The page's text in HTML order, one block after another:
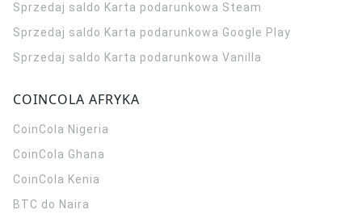
Sprzedaj saldo Karta podarunkowa Steam
Sprzedaj saldo Karta podarunkowa Google Play
Sprzedaj saldo Karta podarunkowa Vanilla
COINCOLA AFRYKA
CoinCola Nigeria
CoinCola Ghana
CoinCola Kenia
BTC do Naira